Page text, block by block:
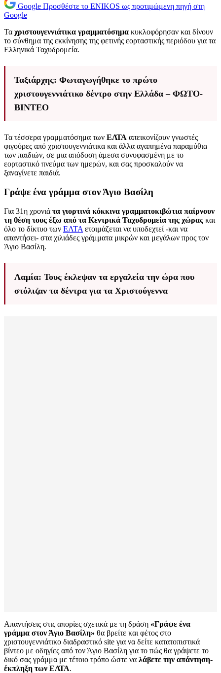
Google Προσθέστε το ENIKOS ως προτιμώμενη πηγή στη
Google
Τα χριστουγεννιάτικα γραμματόσημα κυκλοφόρησαν και δίνουν
το σύνθημα της εκκίνησης της φετινής εορταστικής περιόδου για τα
Ελληνικά Ταχυδρομεία.
Ταξιάρχης: Φωταγωγήθηκε το πρώτο
χριστουγεννιάτικο δέντρο στην Ελλάδα – ΦΩΤΟ-
ΒΙΝΤΕΟ
Τα τέσσερα γραμματόσημα των ΕΛΤΑ απεικονίζουν γνωστές
φιγούρες από χριστουγεννιάτικα και άλλα αγαπημένα παραμύθια
των παιδιών, σε μια απόδοση άμεσα συνυφασμένη με το
εορταστικό πνεύμα των ημερών, και σας προσκαλούν να
ξαναγίνετε παιδιά.
Γράψε ένα γράμμα στον Άγιο Βασίλη
Για 31η χρονιά τα γιορτινά κόκκινα γραμματοκιβώτια παίρνουν
τη θέση τους έξω από τα Κεντρικά Ταχυδρομεία της χώρας και
όλο το δίκτυο των ΕΛΤΑ ετοιμάζεται να υποδεχτεί -και να
απαντήσει- στα χιλιάδες γράμματα μικρών και μεγάλων προς τον
Άγιο Βασίλη.
Λαμία: Τους έκλεψαν τα εργαλεία την ώρα που
στόλιζαν τα δέντρα για τα Χριστούγεννα
Απαντήσεις στις απορίες σχετικά με τη δράση «Γράψε ένα
γράμμα στον Άγιο Βασίλη» θα βρείτε και φέτος στο
χριστουγεννιάτικο διαδραστικό site για να δείτε κατατοπιστικά
βίντεο με οδηγίες από τον Άγιο Βασίλη για το πώς θα γράψετε το
δικό σας γράμμα με τέτοιο τρόπο ώστε να λάβετε την απάντηση-
έκπληξη των ΕΛΤΑ.